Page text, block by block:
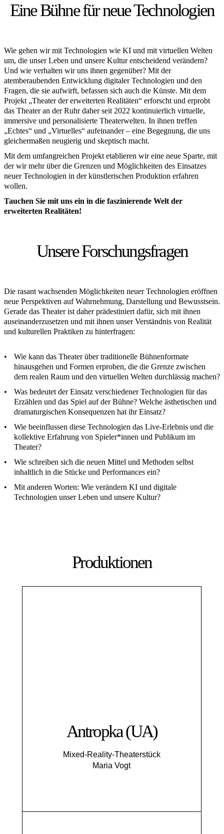
Eine Bühne für neue Technologien
Wie gehen wir mit Technologien wie KI und mit virtuellen Welten
um, die unser Leben und unsere Kultur entscheidend verändern?
Und wie verhalten wir uns ihnen gegenüber? Mit der
atemberaubenden Entwicklung digitaler Technologien und den
Fragen, die sie aufwirft, befassen sich auch die Künste. Mit dem
Projekt „Theater der erweiterten Realitäten“ erforscht und erprobt
das Theater an der Ruhr daher seit 2022 kontinuierlich virtuelle,
immersive und personalisierte Theaterwelten. In ihnen treffen
„Echtes“ und „Virtuelles“ aufeinander – eine Begegnung, die uns
gleichermaßen neugierig und skeptisch macht.
Mit dem umfangreichen Projekt etablieren wir eine neue Sparte, mit
der wir mehr über die Grenzen und Möglichkeiten des Einsatzes
neuer Technologien in der künstlerischen Produktion erfahren
wollen.
Tauchen Sie mit uns ein in die faszinierende Welt der
erweiterten Realitäten!
Unsere Forschungsfragen
Die rasant wachsenden Möglichkeiten neuer Technologien eröffnen
neue Perspektiven auf Wahrnehmung, Darstellung und Bewusstsein.
Gerade das Theater ist daher prädestiniert dafür, sich mit ihnen
auseinanderzusetzen und mit ihnen unser Verständnis von Realität
und kulturellen Praktiken zu hinterfragen:
Wie kann das Theater über traditionelle Bühnenformate
hinausgehen und Formen erproben, die die Grenze zwischen
dem realen Raum und den virtuellen Welten durchlässig machen?
Was bedeutet der Einsatz verschiedener Technologien für das
Erzählen und das Spiel auf der Bühne? Welche ästhetischen und
dramaturgischen Konsequenzen hat ihr Einsatz?
Wie beeinflussen diese Technologien das Live-Erlebnis und die
kollektive Erfahrung von Spieler*innen und Publikum im
Theater?
Wie schreiben sich die neuen Mittel und Methoden selbst
inhaltlich in die Stücke und Performances ein?
Mit anderen Worten: Wie verändern KI und digitale
Technologien unser Leben und unsere Kultur?
Produktionen
Antropka (UA)
Mixed-Reality-Theaterstück
Maria Vogt